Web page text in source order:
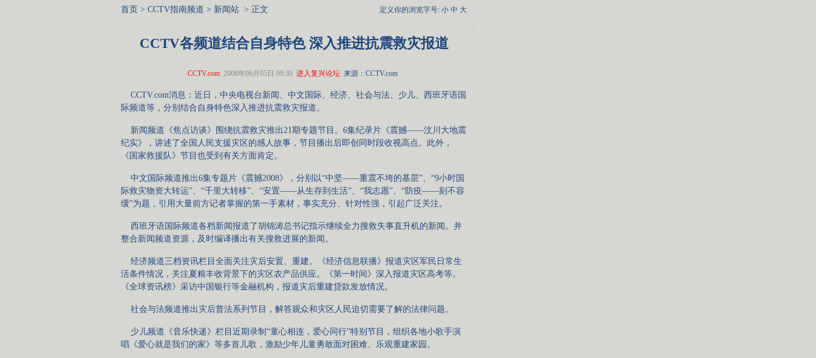
首页 > CCTV指南频道 > 新闻站 > 正文 定义你的浏览字号: 小 中 大
CCTV各频道结合自身特色 深入推进抗震救灾报道
CCTV.com 2008年06月05日 09:30 进入复兴论坛来源：CCTV.com
CCTV.com消息：近日，中央电视台新闻、中文国际、经济、社会与法、少儿、西班牙语国
际频道等，分别结合自身特色深入推进抗震救灾报道。
新闻频道《焦点访谈》围绕抗震救灾推出21期专题节目。6集纪录片《震撼——汶川大地震
纪实》，讲述了全国人民支援灾区的感人故事，节目播出后即创同时段收视高点。此外，
《国家救援队》节目也受到有关方面肯定。
中文国际频道推出6集专题片《震撼2008》，分别以“中坚——重震不垮的基层”、“9小时国
际救灾物资大转运”、“千里大转移”、“安置——从生存到生活”、“我志愿”、“防疫——刻不容
缓”为题，引用大量前方记者掌握的第一手素材，事实充分、针对性强，引起广泛关注。
西班牙语国际频道各档新闻报道了胡锦涛总书记指示继续全力搜救失事直升机的新闻。并
整合新闻频道资源，及时编译播出有关搜救进展的新闻。
经济频道三档资讯栏目全面关注灾后安置、重建。《经济信息联播》报道灾区军民日常生
活条件情况，关注夏粮丰收背景下的灾区农产品供应。《第一时间》深入报道灾区高考等。
《全球资讯榜》采访中国银行等金融机构，报道灾后重建贷款发放情况。
社会与法频道推出灾后普法系列节目，解答观众和灾区人民迫切需要了解的法律问题。
少儿频道《音乐快递》栏目近期录制“童心相连，爱心同行”特别节目，组织各地小歌手演
唱《爱心就是我们的家》等多首儿歌，激励少年儿童勇敢面对困难、乐观重建家园。